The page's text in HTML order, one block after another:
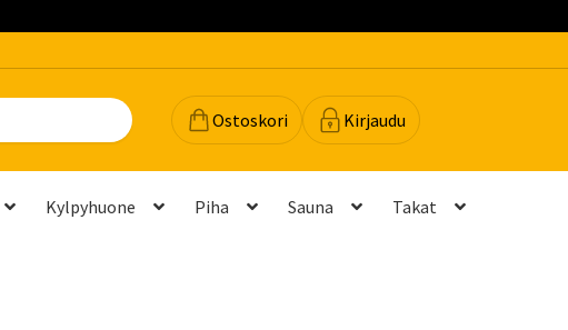
Ostoskori Kirjaudu
Kylpyhuone Piha Sauna
Takat